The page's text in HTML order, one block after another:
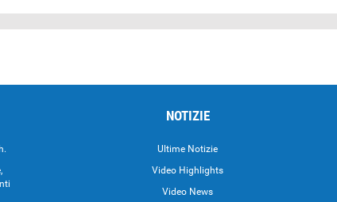
NOTIZIE
Ultime Notizie
Video Highlights
Video News